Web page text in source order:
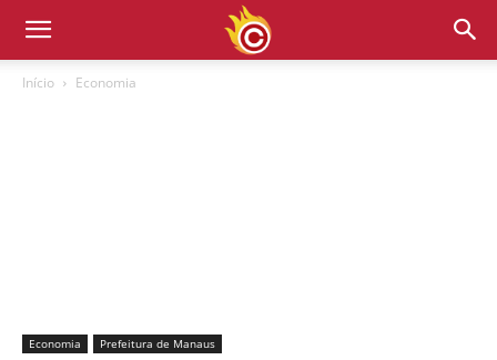
Início Economia
Economia Prefeitura de Manaus